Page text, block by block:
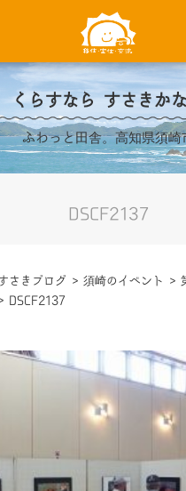
くらすなら すさきかな
ふわっと田舎。高知県須崎
DSCF2137
さきブログ > 須崎のイベント >
DSCF2137